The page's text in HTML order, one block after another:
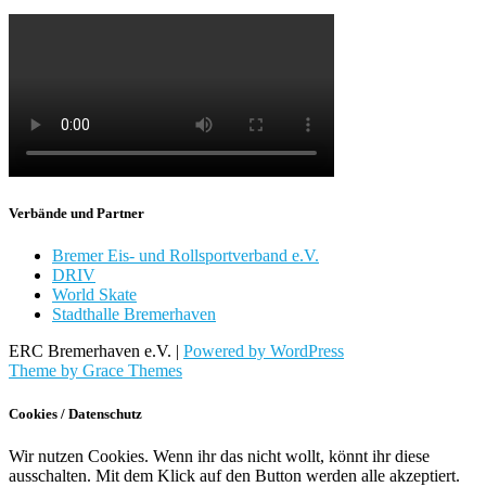
Verbände und Partner
Bremer Eis- und Rollsportverband e.V.
DRIV
World Skate
Stadthalle Bremerhaven
ERC Bremerhaven e.V. | Powered by WordPress
Theme by Grace Themes
Cookies / Datenschutz
Wir nutzen Cookies. Wenn ihr das nicht wollt, könnt ihr diese
ausschalten. Mit dem Klick auf den Button werden alle akzeptiert.